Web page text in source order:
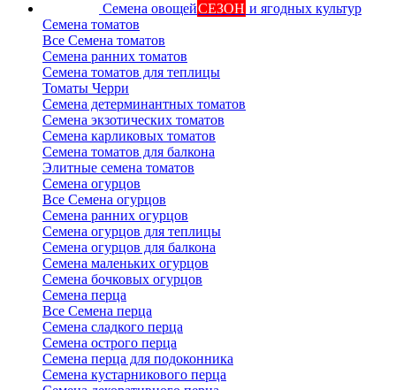
Семена овощейСЕЗОН и ягодных культур
Семена томатов
Все Семена томатов
Семена ранних томатов
Семена томатов для теплицы
Томаты Черри
Семена детерминантных томатов
Семена экзотических томатов
Семена карликовых томатов
Семена томатов для балкона
Элитные семена томатов
Семена огурцов
Все Семена огурцов
Семена ранних огурцов
Семена огурцов для теплицы
Семена огурцов для балкона
Семена маленьких огурцов
Семена бочковых огурцов
Семена перца
Все Семена перца
Семена сладкого перца
Семена острого перца
Семена перца для подоконника
Семена кустарникового перца